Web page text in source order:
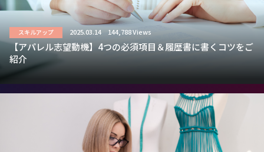
スキルアップ 2025.03.14 144,788 Views
【アパレル志望動機】4つの必須項目＆履歴書に書くコツをご
紹介